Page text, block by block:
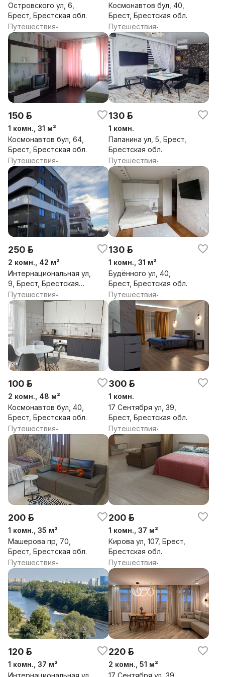
Островского ул, 6,
Брест, Брестская обл.
Путешествия•
Космонавтов бул, 40,
Брест, Брестская обл.
Путешествия•
150 р.
1 комн., 31 м²
Космонавтов бул, 64,
Брест, Брестская обл.
Путешествия•
130 р.
1 комн.
Папанина ул, 5, Брест,
Брестская обл.
Путешествия•
250 р.
2 комн., 42 м²
Интернациональная ул,
9, Брест, Брестская
обл.
Путешествия•
130 р.
1 комн., 31 м²
Будённого ул, 40,
Брест, Брестская обл.
Путешествия•
100 р.
2 комн., 48 м²
Космонавтов бул, 40,
Брест, Брестская обл.
Путешествия•
300 р.
1 комн.
17 Сентября ул, 39,
Брест, Брестская обл.
Путешествия•
200 р.
1 комн., 35 м²
Машерова пр, 70,
Брест, Брестская обл.
Путешествия•
200 р.
1 комн., 37 м²
Кирова ул, 107, Брест,
Брестская обл.
Путешествия•
120 р.
1 комн., 37 м²
Интернациональная ул,
220 р.
2 комн., 51 м²
17 Сентября ул, 39,